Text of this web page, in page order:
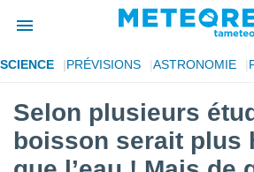
de
SCIENCE PRÉVISIONS ASTRONOMIE
Selon plusieurs
boisson serait plus